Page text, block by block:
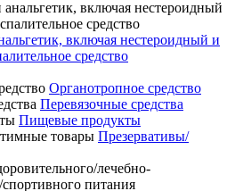
включая нестероидный и
средство
Органотропное средство
Перевязочные средства
Пищевые продукты
Презервативы/